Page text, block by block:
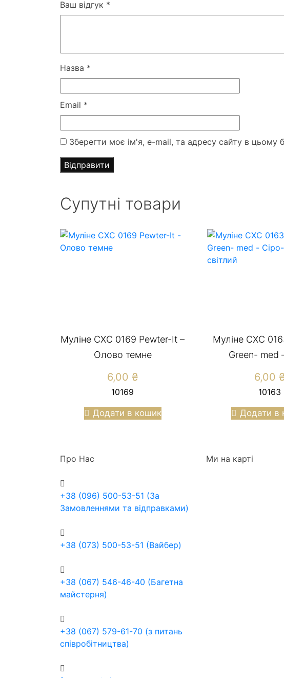
Ваш відгук *
Назва *
Email *
Зберегти моє ім'я, e-mail, та адресу сайту в цьому
Супутні товари
Муліне СХС 0169 Pewter-It –
Олово темне
6,00 ₴
10169
Додати в кошик
Муліне СХС
Green- med
6,00
10163
Додати в
Про Нас
+38 (096) 500-53-51 (За
Замовленнями та відправками)
+38 (073) 500-53-51 (Вайбер)
+38 (067) 546-46-40 (Багетна
майстерня)
+38 (067) 579-61-70 (з питань
співробітництва)
Ми на карті